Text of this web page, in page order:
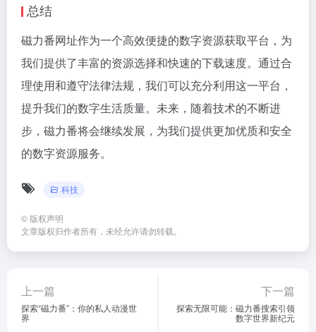
总结
磁力番网址作为一个高效便捷的数字资源获取平台，为
我们提供了丰富的资源选择和快速的下载速度。通过合
理使用和遵守法律法规，我们可以充分利用这一平台，
提升我们的数字生活质量。未来，随着技术的不断进
步，磁力番将会继续发展，为我们提供更加优质和安全
的数字资源服务。
科技
© 版权声明
文章版权归作者所有，未经允许请勿转载。
上一篇
探索“磁力番”：你的私人动漫世
界
下一篇
探索无限可能：磁力番搜索引领
数字世界新纪元